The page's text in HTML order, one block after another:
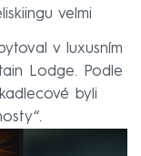
velmi
v luxusním
Lodge. Podle
byli